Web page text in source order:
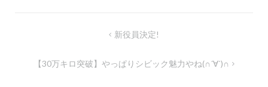
新役員決定!
【30万キロ突破】やっぱりシビック魅力やね(∩´∀`)∩